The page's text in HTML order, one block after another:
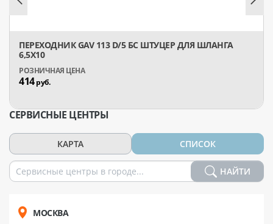
ПЕРЕХОДНИК GAV 113 D/5 БС ШТУЦЕР ДЛЯ ШЛАНГА
6,5X10
414руб.
СЕРВИСНЫЕ ЦЕНТРЫ
КАРТА СПИСОК
НАЙТИ
МОСКВА